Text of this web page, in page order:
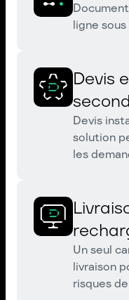
ligne
Devis
Devis
solution
les
Un seul
livraison
risques